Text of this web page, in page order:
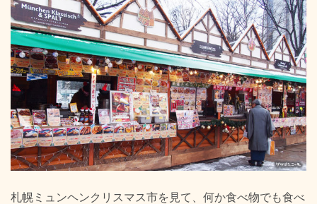
札幌ミュンヘンクリスマス市を見て、何か食べ物でも食べ